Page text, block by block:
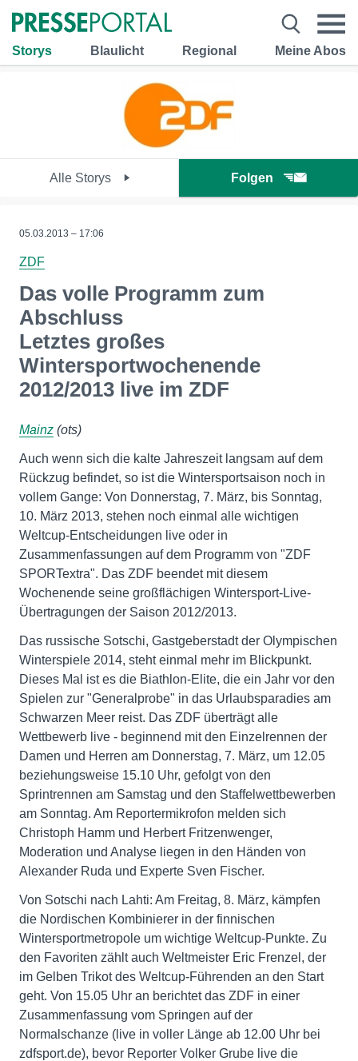
Storys Blaulicht Regional Meine Abos
Alle Storys Folgen
05.03.2013 – 17:06
ZDF
Das volle Programm zum
Abschluss
Letztes großes
Wintersportwochenende
2012/2013 live im ZDF
Mainz (ots)
Auch wenn sich die kalte Jahreszeit langsam auf dem
Rückzug befindet, so ist die Wintersportsaison noch in
vollem Gange: Von Donnerstag, 7. März, bis Sonntag,
10. März 2013, stehen noch einmal alle wichtigen
Weltcup-Entscheidungen live oder in
Zusammenfassungen auf dem Programm von "ZDF
SPORTextra". Das ZDF beendet mit diesem
Wochenende seine großflächigen Wintersport-Live-
Übertragungen der Saison 2012/2013.
Das russische Sotschi, Gastgeberstadt der Olympischen
Winterspiele 2014, steht einmal mehr im Blickpunkt.
Dieses Mal ist es die Biathlon-Elite, die ein Jahr vor den
Spielen zur "Generalprobe" in das Urlaubsparadies am
Schwarzen Meer reist. Das ZDF überträgt alle
Wettbewerb live - beginnend mit den Einzelrennen der
Damen und Herren am Donnerstag, 7. März, um 12.05
beziehungsweise 15.10 Uhr, gefolgt von den
Sprintrennen am Samstag und den Staffelwettbewerben
am Sonntag. Am Reportermikrofon melden sich
Christoph Hamm und Herbert Fritzenwenger,
Moderation und Analyse liegen in den Händen von
Alexander Ruda und Experte Sven Fischer.
Von Sotschi nach Lahti: Am Freitag, 8. März, kämpfen
die Nordischen Kombinierer in der finnischen
Wintersportmetropole um wichtige Weltcup-Punkte. Zu
den Favoriten zählt auch Weltmeister Eric Frenzel, der
im Gelben Trikot des Weltcup-Führenden an den Start
geht. Von 15.05 Uhr an berichtet das ZDF in einer
Zusammenfassung vom Springen auf der
Normalschanze (live in voller Länge ab 12.00 Uhr bei
zdfsport.de), bevor Reporter Volker Grube live die